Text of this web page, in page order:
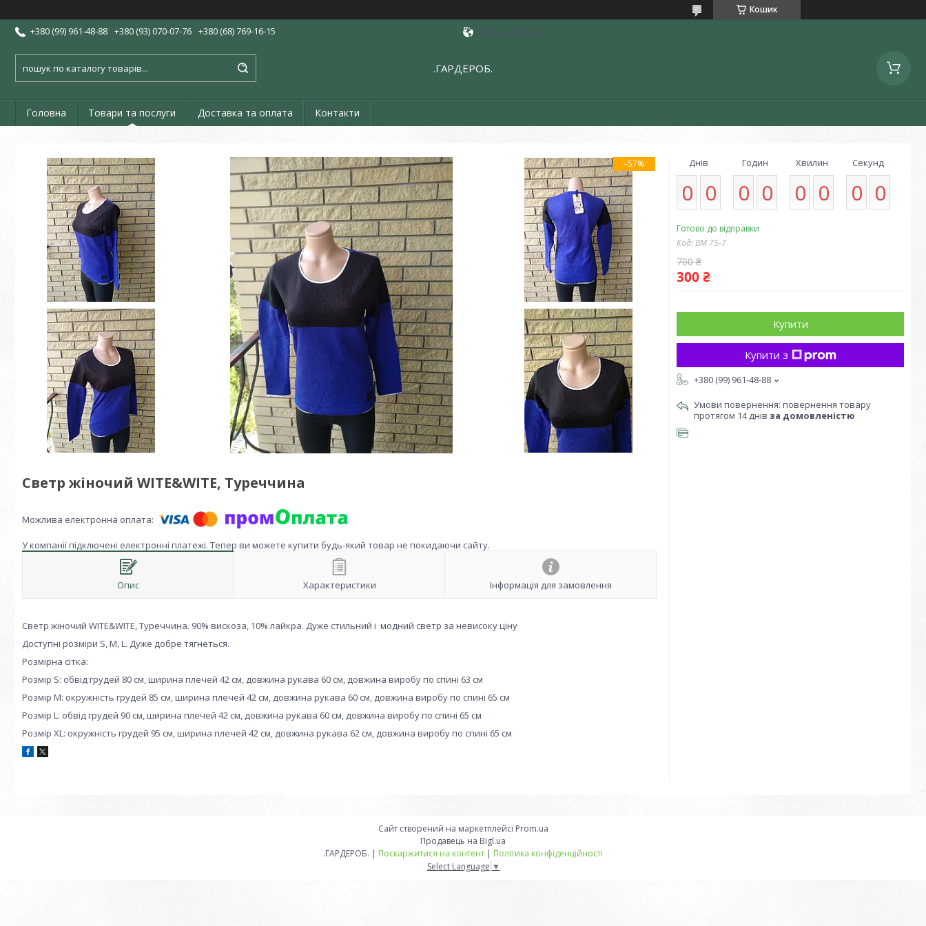
Кошик
+380 (99) 961-48-88 +380 (93) 070-07-76 +380 (68) 769-16-15
.ГАРДЕРОБ.
Головна Товари та послуги Доставка та оплата Контакти
–57%
Светр жіночий WITE&WITE, Туреччина
У компанії підключені електронні платежі. Тепер ви можете купити будь-який товар не покидаючи сайту.
Опис Характеристики Інформація для замовлення
Светр жіночий WITE&WITE, Туреччина. 90% вискоза, 10% лайкра. Дуже стильний і модний светр за невисоку ціну
Доступні розміри S, M, L. Дуже добре тягнеться.
Розмірна сітка:
Розмір S: обвід грудей 80 см, ширина плечей 42 см, довжина рукава 60 см, довжина виробу по спині 63 см
Розмір M: окружність грудей 85 см, ширина плечей 42 см, довжина рукава 60 см, довжина виробу по спині 65 см
Розмір L: обвід грудей 90 см, ширина плечей 42 см, довжина рукава 60 см, довжина виробу по спині 65 см
Розмір XL: окружність грудей 95 см, ширина плечей 42 см, довжина рукава 62 см, довжина виробу по спині 65 см
Днів
0 0
Годин
0 0
Хвилин
0 0
Секунд
0 0
Готово до відправки
Код:ВМ 75-7
700 ₴
300 ₴
Купити
Купити з
+380 (99) 961-48-88
повернення товару
протягом 14 днів за домовленістю
Сайт створений на маркетплейсі Prom.ua
Продавець на Bigl.ua
.ГАРДЕРОБ. | Поскаржитися на контент | Політика конфіденційності
Select Language ▼